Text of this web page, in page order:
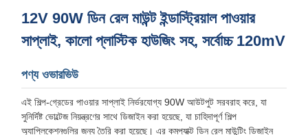
12V 90W ডিন রেল মাউন্ট ইন্ডাস্ট্রিয়াল পাওয়ার
সাপ্লাই, কালো প্লাস্টিক হাউজিং সহ, সর্বোচ্চ 120mV
পণ্য ওভারভিউ
এই শিল্প-গ্রেডের পাওয়ার সাপ্লাই নির্ভরযোগ্য 90W আউটপুট সরবরাহ করে, যা
সুনির্দিষ্ট ভোল্টেজ নিয়ন্ত্রণের সাথে ডিজাইন করা হয়েছে, যা চাহিদাপূর্ণ শিল্প
অ্যাপ্লিকেশনগুলির জন্য তৈরি করা হয়েছে। এর কমপ্যাক্ট ডিন রেল মাউন্টিং ডিজাইন